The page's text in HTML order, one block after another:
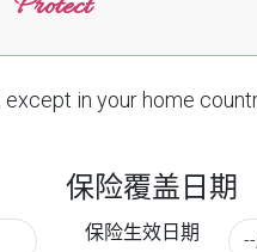
Please enter your details below to
保险覆盖日期
保险生效日期